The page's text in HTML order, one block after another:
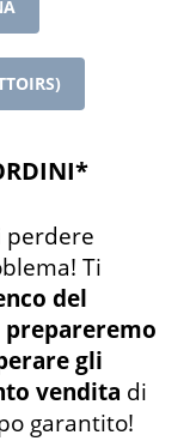
perdere
Ti
del
prepareremo
gli
vendita di
garantito!